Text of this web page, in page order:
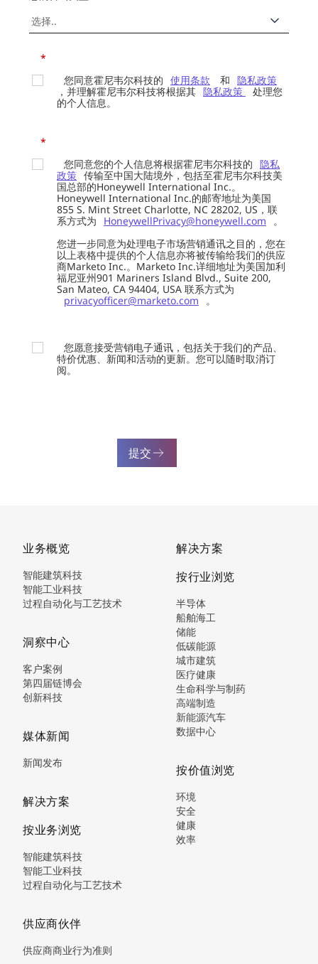
*
您同意霍尼韦尔科技的 使用条款 和 隐私政策
，并理解霍尼韦尔科技将根据其 隐私政策
处理您
的个人信息。
*
您同意您的个人信息将根据霍尼韦尔科技的 隐私
政策 传输至中国大陆境外，包括至霍尼韦尔科技美
国总部的Honeywell International Inc.。
Honeywell International Inc.的邮寄地址为美国
855 S. Mint Street Charlotte, NC 28202, US，联
系方式为
HoneywellPrivacy@honeywell.com
。
您进一步同意为处理电子市场营销通讯之目的，您在
以上表格中提供的个人信息亦将被传输给我们的供应
商Marketo Inc.。Marketo Inc.详细地址为美国加利
福尼亚州901 Mariners Island Blvd., Suite 200,
San Mateo, CA 94404, USA 联系方式为
privacyofficer@marketo.com
。
您愿意接受营销电子通讯，包括关于我们的产品、
特价优惠、新闻和活动的更新。您可以随时取消订
阅。
提交
业务概览
智能建筑科技
智能工业科技
过程自动化与工艺技术
洞察中心
客户案例
第四届链博会
创新科技
媒体新闻
新闻发布
解决方案
按业务浏览
智能建筑科技
智能工业科技
过程自动化与工艺技术
供应商伙伴
供应商商业行为准则
解决方案
按行业浏览
半导体
船舶海工
储能
低碳能源
城市建筑
医疗健康
生命科学与制药
高端制造
新能源汽车
数据中心
按价值浏览
环境
安全
健康
效率